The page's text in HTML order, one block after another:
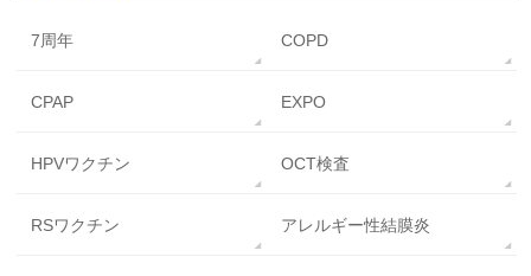
7周年 COPD
CPAP EXPO
HPVワクチン OCT検査
RSワクチン アレルギー性結膜炎